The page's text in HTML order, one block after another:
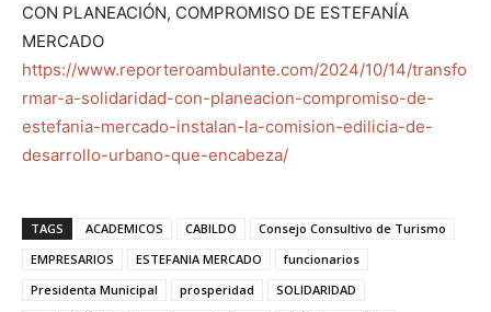
CON PLANEACIÓN, COMPROMISO DE ESTEFANÍA
MERCADO
https://www.reporteroambulante.com/2024/10/14/transfo
rmar-a-solidaridad-con-planeacion-compromiso-de-
estefania-mercado-instalan-la-comision-edilicia-de-
desarrollo-urbano-que-encabeza/
TAGS ACADEMICOS CABILDO
Consejo Consultivo de Turismo
EMPRESARIOS
ESTEFANIA MERCADO
funcionarios
Presidenta Municipal
prosperidad
SOLIDARIDAD